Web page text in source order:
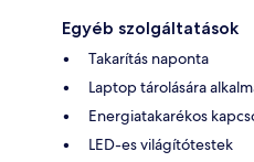
Egyéb szolgáltatások
Takarítás naponta
Laptop tárolására
Energiatakarékos
LED-es világítótestek